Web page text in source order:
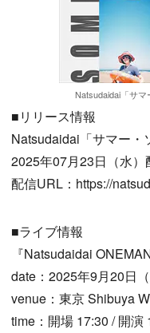
Natsudaidai「サマ
■リリース情報
Natsudaidai「サマー・
2025年07月23日（水）
配信URL：https://
■ライブ情報
『Natsudaidai
date：2025年9月20日（
venue：東京 Shibuya
time：開場 17:30 / 開演